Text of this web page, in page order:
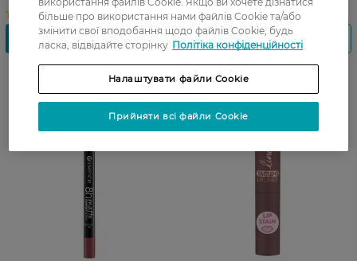
більше про використання нами файлів Cookie та/або
змінити свої вподобання щодо файлів Cookie, будь
ласка, відвідайте сторінку Політіка конфіденційності
Налаштувати файли Cookie
Прийняти всі файли Cookie